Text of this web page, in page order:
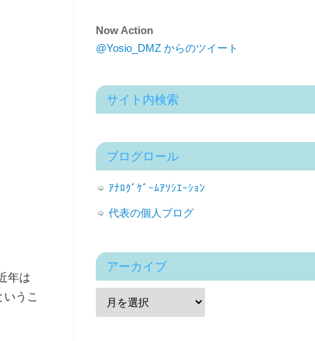
年は
うこ
Now Action
@Yosio_DMZ からのツイート
サイト内検索
ブログロール
ｱﾅﾛｸﾞｹﾞｰﾑｱｿｼｴｰｼｮﾝ
代表の個人ブログ
アーカイブ